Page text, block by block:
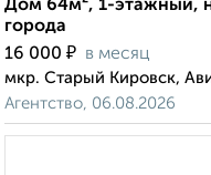
Дом 64м², 1-этажный,
города
16 000 ₽ в месяц
мкр. Старый Кировск,
Агентство, 06.08.2026